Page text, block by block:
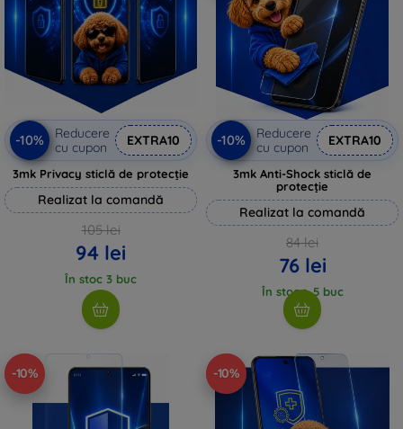
-10%
Reducere
cu cupon
EXTRA10
3mk Privacy sticlă de protecție
Realizat la comandă
105 lei
94 lei
În stoc 3 buc
-10%
Reducere
cu cupon
EXTRA10
3mk Anti-Shock sticlă de
protecție
Realizat la comandă
84 lei
76 lei
În stoc > 5 buc
-10% -10%